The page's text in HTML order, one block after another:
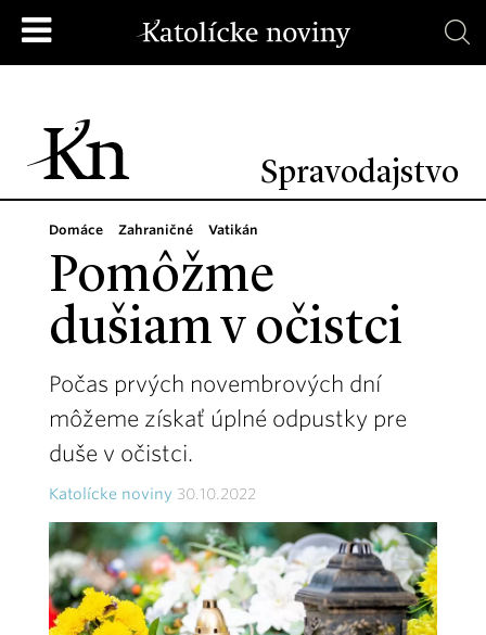
Spravodajstvo
Domáce Zahraničné Vatikán
Pomôžme
dušiam v očistci
Počas prvých novembrových dní
môžeme získať úplné odpustky pre
duše v očistci.
Katolícke noviny 30.10.2022